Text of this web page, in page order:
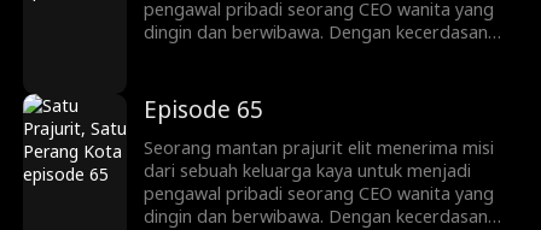
musuh.
pengawal pribadi seorang CEO wanita yang
dingin dan berwibawa. Dengan kecerdasan
disadari justru terseret ke dalam konspirasi
yang lebih besar. Pada akhirnya, mereka
bekerja sama untuk menghancurkan
persaingan jahat dan rencana gelap para
musuh.
Episode 65
Seorang mantan prajurit elit menerima misi
dari sebuah keluarga kaya untuk menjadi
pengawal pribadi seorang CEO wanita yang
dingin dan berwibawa. Dengan kecerdasan